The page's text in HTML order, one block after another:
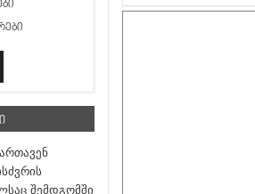
შემდგომში